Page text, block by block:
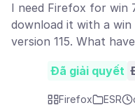
I need Firefox for win
download it with a
version 115. What
Đã giải quyết
Firefox ESR